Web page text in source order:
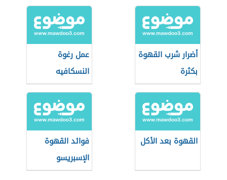
أضرار شرب القهوة
بكثرة
عمل رغوة
النسكافيه
القهوة بعد الأكل
فوائد القهوة
الإسبريسو